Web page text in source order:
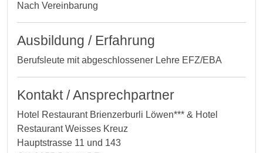
Nach Vereinbarung
Ausbildung / Erfahrung
Berufsleute mit abgeschlossener Lehre EFZ/EBA
Kontakt / Ansprechpartner
Hotel Restaurant Brienzerburli Löwen*** & Hotel
Restaurant Weisses Kreuz
Hauptstrasse 11 und 143